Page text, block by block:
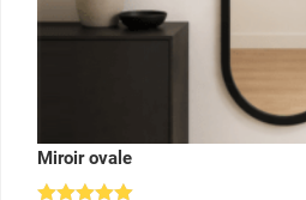
Miroir ovale